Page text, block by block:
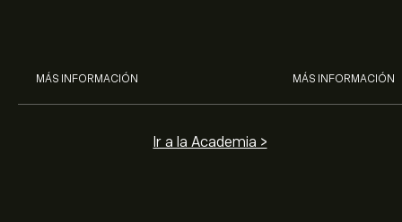
MÁS INFORMACIÓN MÁS INFORMACIÓN
Ir a la Academia >